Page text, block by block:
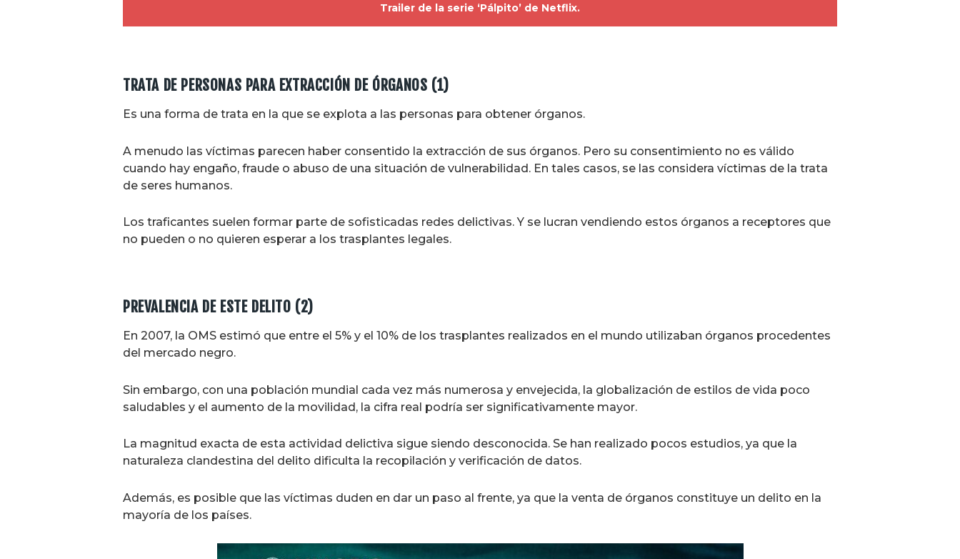
Trailer de la serie ‘Pálpito’ de Netflix.
TRATA DE PERSONAS PARA EXTRACCIÓN DE ÓRGANOS (1)
Es una forma de trata en la que se explota a las personas para obtener órganos.
A menudo las víctimas parecen haber consentido la extracción de sus órganos. Pero su consentimiento no es válido
cuando hay engaño, fraude o abuso de una situación de vulnerabilidad. En tales casos, se las considera víctimas de la trata
de seres humanos.
Los traficantes suelen formar parte de sofisticadas redes delictivas. Y se lucran vendiendo estos órganos a receptores que
no pueden o no quieren esperar a los trasplantes legales.
PREVALENCIA DE ESTE DELITO (2)
En 2007, la OMS estimó que entre el 5% y el 10% de los trasplantes realizados en el mundo utilizaban órganos procedentes
del mercado negro.
Sin embargo, con una población mundial cada vez más numerosa y envejecida, la globalización de estilos de vida poco
saludables y el aumento de la movilidad, la cifra real podría ser significativamente mayor.
La magnitud exacta de esta actividad delictiva sigue siendo desconocida. Se han realizado pocos estudios, ya que la
naturaleza clandestina del delito dificulta la recopilación y verificación de datos.
Además, es posible que las víctimas duden en dar un paso al frente, ya que la venta de órganos constituye un delito en la
mayoría de los países.